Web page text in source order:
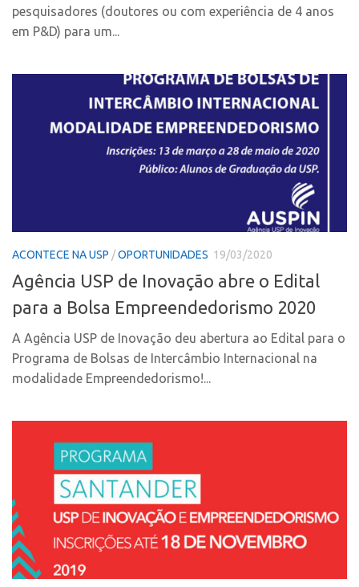
Edição 2017
Edição 2019
Inovação em Números
Destaques do Mês
Coordenação
Polos
Polo Capital
Polo Lorena
Polo Ribeirão Preto
Polo São Carlos
Bolsa Startup USP
PGI-USP
Conexão USP
Conexão Inter-USP
Leis e Normas
Portal do Inventor
Eventos
Fala Inovação
Premiações
Edição 2017
Destaques do Mês
Agência
Institucional
Coordenação
Polos
Polo Ribeirão Preto
Polo São Carlos
Programas
Bolsa Empreendedorismo
Bolsa Startup USP
pesquisadores (doutores ou com experiência de 4 anos
em P&D) para um...
ACONTECE NA USP /OPORTUNIDADES 19/03/2020
Agência USP de Inovação abre o Edital
para a Bolsa Empreendedorismo 2020
A Agência USP de Inovação deu abertura ao Edital para o
Programa de Bolsas de Intercâmbio Internacional na
modalidade Empreendedorismo!...